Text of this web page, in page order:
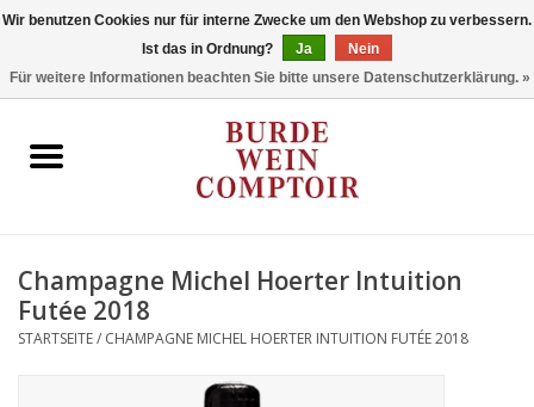
Stil
Champagne Michel Hoerter Intuition
Futée 2018
STARTSEITE/ CHAMPAGNE MICHEL HOERTER INTUITION FUTÉE 2018
Wir benutzen Cookies nur für interne Zwecke um den Webshop zu verbessern.
Ist das in Ordnung?
Ja
Nein
Für weitere Informationen beachten Sie bitte unsere Datenschutzerklärung. »